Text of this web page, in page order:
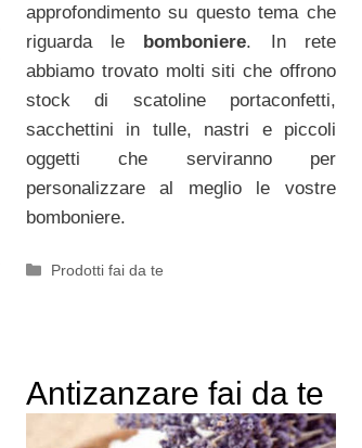
approfondimento su questo tema che
riguarda le bomboniere. In rete
abbiamo trovato molti siti che offrono
stock di scatoline portaconfetti,
sacchettini in tulle, nastri e piccoli
oggetti che serviranno per
personalizzare al meglio le vostre
bomboniere.
Categorie
Prodotti fai da te
Antizanzare fai da te